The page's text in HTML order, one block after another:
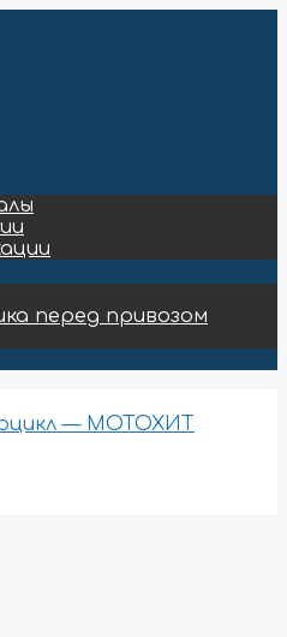
перед привозом